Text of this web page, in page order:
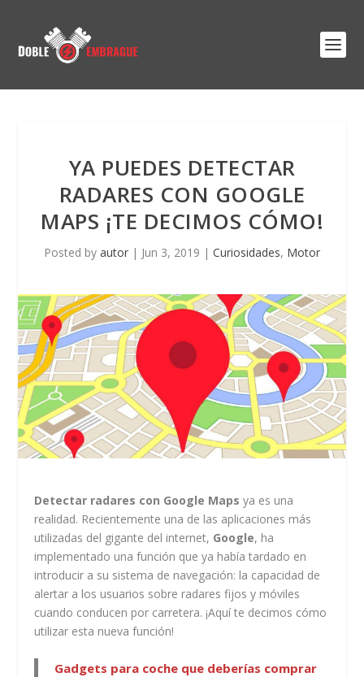
YA PUEDES DETECTAR
RADARES CON GOOGLE
MAPS ¡TE DECIMOS CÓMO!
Posted by autor | Jun 3, 2019 | Curiosidades, Motor
Detectar radares con Google Maps ya es una
realidad. Recientemente una de las aplicaciones más
utilizadas del gigante del internet, Google, ha
implementado una función que ya había tardado en
introducir a su sistema de navegación: la capacidad de
alertar a los usuarios sobre radares fijos y móviles
cuando conducen por carretera. ¡Aquí te decimos cómo
utilizar esta nueva función!
Gadgets para coche que deberías comprar